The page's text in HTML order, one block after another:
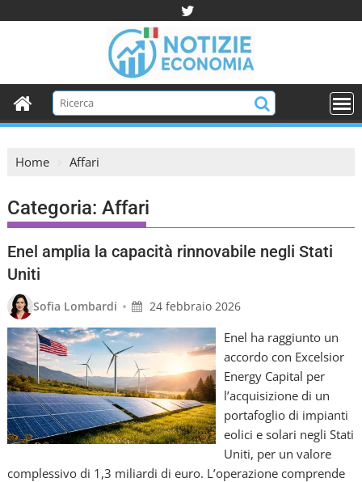
t
c
Home Affari
Categoria:Affari
Enel amplia la capacità rinnovabile negli Stati
Uniti
Sofia Lombardi • 24 febbraio 2026
Enel ha raggiunto un
accordo con Excelsior
Energy Capital per
l’acquisizione di un
portafoglio di impianti
eolici e solari negli Stati
Uniti, per un valore
complessivo di 1,3 miliardi di euro. L’operazione comprende